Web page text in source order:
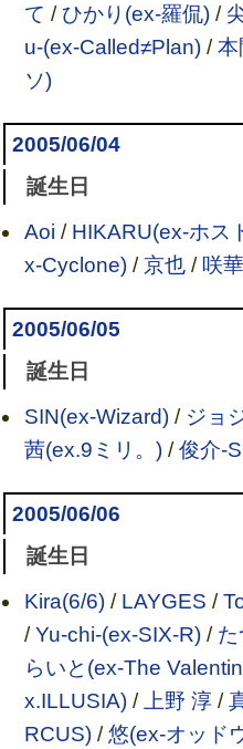
て / ひかり(ex-羅侃)/
u-(ex-Called≠Plan)/本
ソ)
2005/06/04
誕生日
Aoi / HIKARU(ex-ホス
x-Cyclone)/京也/咲華
2005/06/05
誕生日
SIN(ex-Wizard)/ ジョ
茜(ex.9ミリ。)/俊介-
2005/06/06
誕生日
Kira(6/6)/ LAYGES /
/Yu-chi-(ex-SIX-R)/
らいと(ex-The
x.ILLUSIA)/ 上野 淳/
RCUS)/悠(ex-オッド